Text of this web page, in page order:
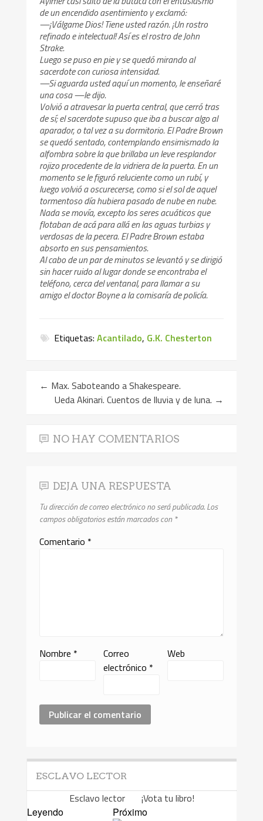
de un encendido asentimiento y exclamó:
—¡Válgame Dios! Tiene usted razón. ¡Un rostro
refinado e intelectual! Así es el rostro de John
Strake.
Luego se puso en pie y se quedó mirando al
sacerdote con curiosa intensidad.
—Si aguarda usted aquí un momento, le enseñaré
una cosa —le dijo.
Volvió a atravesar la puerta central, que cerró tras
de sí; el sacerdote supuso que iba a buscar algo al
aparador, o tal vez a su dormitorio. El Padre Brown
se quedó sentado, contemplando ensimismado la
alfombra sobre la que brillaba un leve resplandor
rojizo procedente de la vidriera de la puerta. En un
momento se le figuró reluciente como un rubí, y
luego volvió a oscurecerse, como si el sol de aquel
tormentoso día hubiera pasado de nube en nube.
Nada se movía, excepto los seres acuáticos que
flotaban de acá para allá en las aguas turbias y
verdosas de la pecera. El Padre Brown estaba
absorto en sus pensamientos.
Al cabo de un par de minutos se levantó y se dirigió
sin hacer ruido al lugar donde se encontraba el
teléfono, cerca del ventanal, para llamar a su
amigo el doctor Boyne a la comisaría de policía.
Etiquetas:Acantilado, G.K. Chesterton
← Max. Saboteando a Shakespeare.
Ueda Akinari. Cuentos de lluvia y de luna. →
NO HAY COMENTARIOS
DEJA UNA RESPUESTA
Tu dirección de correo electrónico no será publicada.Los
campos obligatorios están marcados con *
Comentario *
Nombre *
Correo
electrónico *
Web
ESCLAVO LECTOR
Esclavo lector ¡Vota tu libro!
Leyendo Próximo